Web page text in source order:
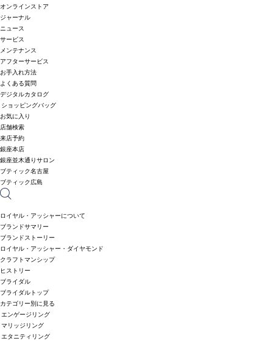
オンラインストア
ジャーナル
ニュース
サービス
メンテナンス
アフターサービス
お手入れ方法
よくある質問
デジタルカタログ
ショッピングバッグ
お気に入り
店舗検索
来店予約
銀座本店
銀座並木通りサロン
ブティック名古屋
ブティック広島
ロイヤル・アッシャーについて
ブランドサマリー
ブランドストーリー
ロイヤル・アッシャー・ダイヤモンド
クラフトマンシップ
ヒストリー
ブライダル
ブライダルトップ
カテゴリー別に見る
エンゲージリング
マリッジリング
エタニティリング